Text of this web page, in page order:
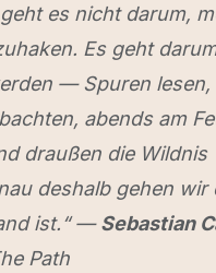
es nicht darum,
Es geht
— Spuren lesen,
abends am
draußen die Wildnis
deshalb gehen wir
ist.“ —Sebastian
Path